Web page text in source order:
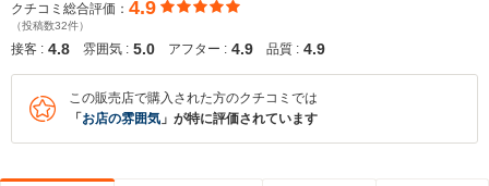
クチコミ総合評価： 4.9
（投稿数32件）
接客 : 4.8 雰囲気 : 5.0 アフター : 4.9 品質 : 4.9
この販売店で購入された方のクチコミでは
「 お店の雰囲気 」が特に評価されています